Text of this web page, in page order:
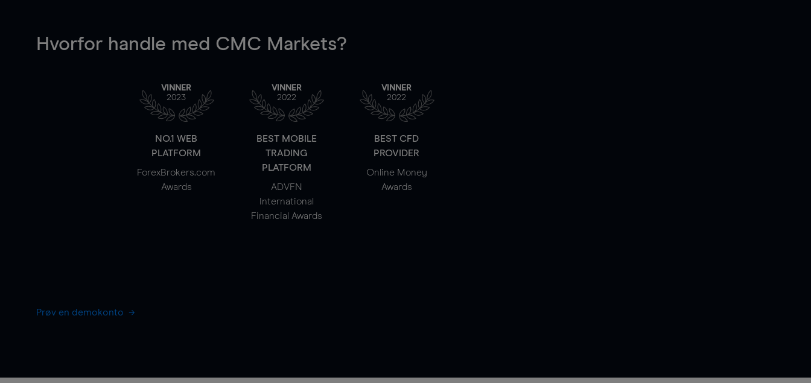
Hvorfor handle med CMC Markets?
VINNER
2023
NO.1 WEB
PLATFORM
ForexBrokers.com
Awards
VINNER
2022
BEST MOBILE
TRADING
PLATFORM
ADVFN
International
Financial Awards
VINNER
2022
BEST CFD
PROVIDER
Online Money
Awards
Prøv en demokonto